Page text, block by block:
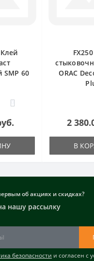
SMP 60
0
ORAC
2
В
об акциях и скидках?
нашу рассылку
безопасности и согласен с